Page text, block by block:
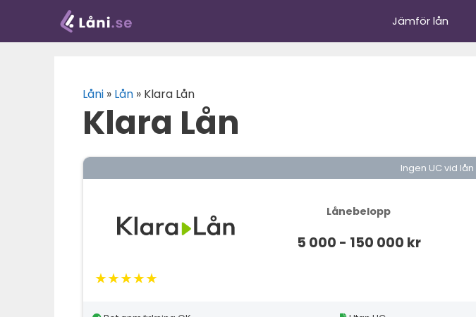
innehåll
Jämför lån
Låni » Lån » Klara Lån
Klara Lån
Ingen UC vid
★★★★★
Lånebelopp
5 000 - 150 000 kr